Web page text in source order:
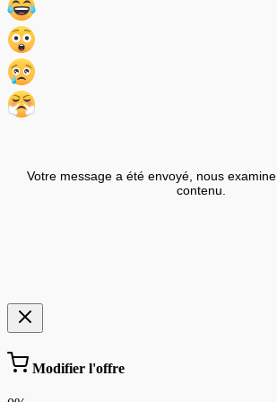
Votre message a été envoyé, nous
contenu.
Modifier l'offre